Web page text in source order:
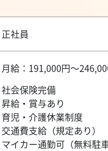
正社員
月給：191,000円～
社会保険完備
昇給・賞与あり
育児・介護休業制度
交通費支給（規定あり）
マイカー通勤可（無料駐